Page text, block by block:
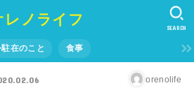
レノライフ
駐在のこと 食事
SEARCH
orenolife